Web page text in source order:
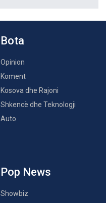
Bota
Opinion
Koment
Kosova dhe Rajoni
Shkencë dhe Teknologji
Auto
Pop News
Showbiz